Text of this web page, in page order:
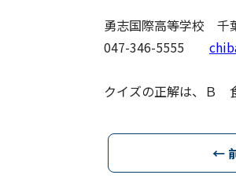
勇志国際高等学校 千
047-346-5555
クイズの正解は、Ｂ
←